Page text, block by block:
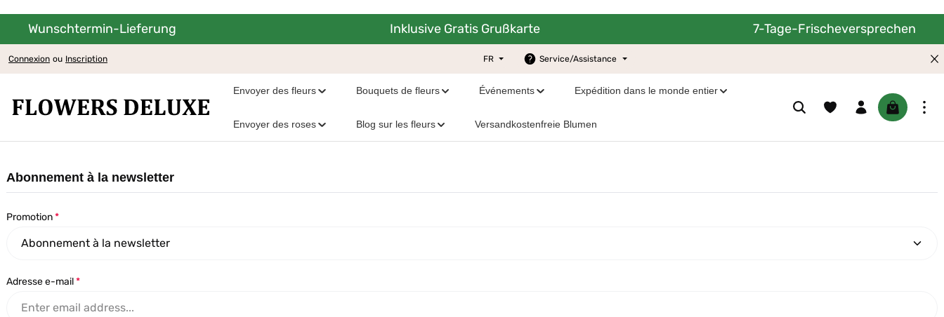
au contenu principal
Passer à la navigation principale
Wunschtermin-Lieferung Inklusive Gratis Grußkarte 7-Tage-Frischeversprechen
Connexion ou Inscription FR Service/Assistance
Envoyer des fleurs Bouquets de fleurs Événements Expédition dans le monde entier
Envoyer des roses Blog sur les fleurs Versandkostenfreie Blumen
Le panier
Abonnement à la newsletter
Promotion*
Adresse e-mail*